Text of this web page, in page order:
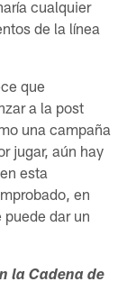
cualquier
de la línea
que
a la post
una campaña
jugar, aún hay
esta
en
dar un
la Cadena de